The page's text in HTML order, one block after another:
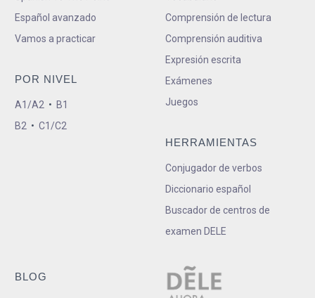
Español avanzado
Vamos a practicar
POR NIVEL
A1/A2 • B1
B2 • C1/C2
Comprensión de lectura
Comprensión auditiva
Expresión escrita
Exámenes
Juegos
HERRAMIENTAS
Conjugador de verbos
Diccionario español
Buscador de centros de
examen DELE
BLOG